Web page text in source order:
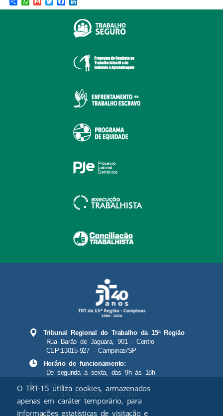
Tribunal Regional do Trabalho da 15ª Região
Rua Barão de Jaguara, 901 - Centro
CEP:13015-927 - Campinas/SP
Horário de funcionamento:
De segunda a sexta, das 9h às 18h
Telefones:
+55 (19) 3236-2100 / 3231-9500
O TRT-15 utiliza cookies, armazenados
apenas em caráter temporário, para
informações estatísticas de visitação e